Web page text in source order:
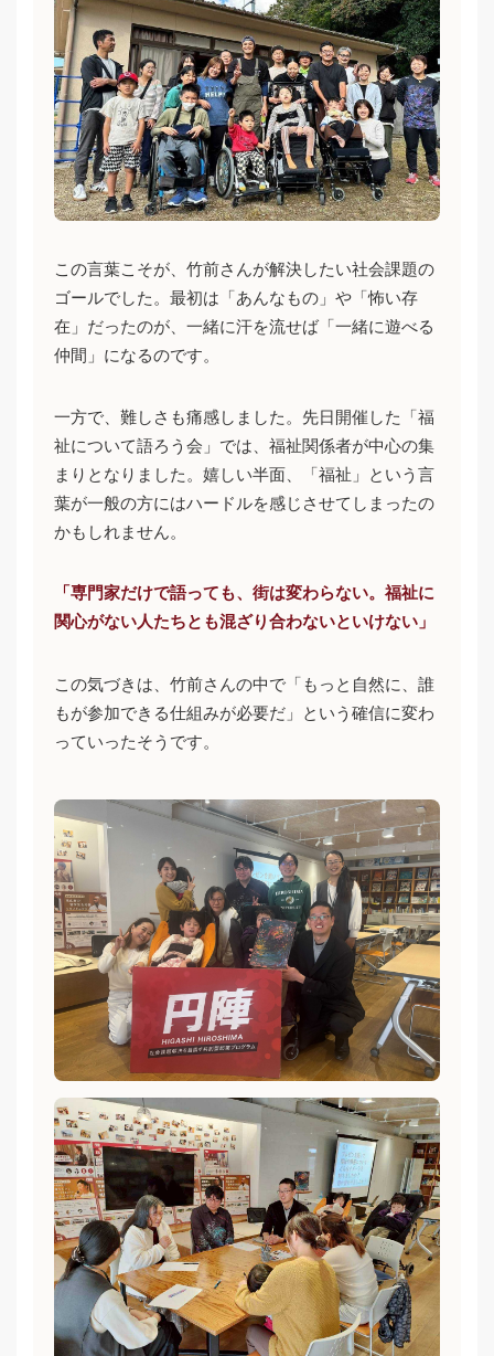
この言葉こそが、竹前さんが解決したい社会課題の
ゴールでした。最初は「あんなもの」や「怖い存
在」だったのが、一緒に汗を流せば「一緒に遊べる
仲間」になるのです。
一方で、難しさも痛感しました。先日開催した「福
祉について語ろう会」では、福祉関係者が中心の集
まりとなりました。嬉しい半面、「福祉」という言
葉が一般の方にはハードルを感じさせてしまったの
かもしれません。
「専門家だけで語っても、街は変わらない。福祉に
関心がない人たちとも混ざり合わないといけない」
この気づきは、竹前さんの中で「もっと自然に、誰
もが参加できる仕組みが必要だ」という確信に変わ
っていったそうです。